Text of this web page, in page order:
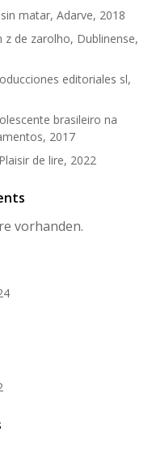
matar, Adarve, 2018
de zarolho, Dublinense,
editoriales sl,
brasileiro na
2017
de lire, 2022
vorhanden.